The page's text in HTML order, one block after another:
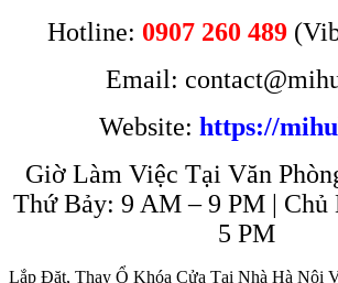
Hotline: 0907 260 489
Email:
Website: https://
Giờ Làm Việc Tại Văn
Thứ Bảy: 9 AM – 9 PM | Chủ
5 PM
Lắp Đặt, Thay Ổ Khóa Cửa Tại Nhà Hà Nội